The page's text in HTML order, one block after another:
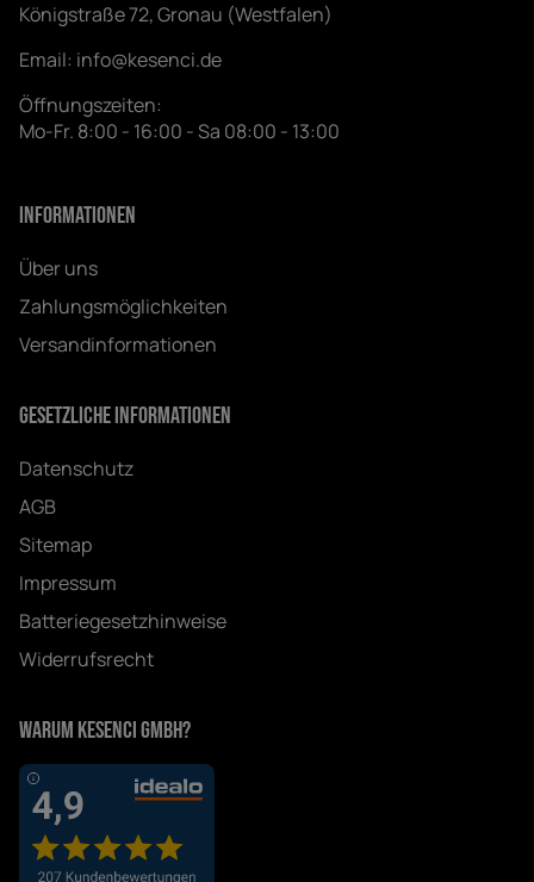
Königstraße 72, Gronau (Westfalen)
Email: info@kesenci.de
Öffnungszeiten:
Mo-Fr. 8:00 - 16:00 - Sa 08:00 - 13:00
Informationen
Über uns
Zahlungsmöglichkeiten
Versandinformationen
Gesetzliche Informationen
Datenschutz
AGB
Sitemap
Impressum
Batteriegesetzhinweise
Widerrufsrecht
Warum Kesenci GmbH?